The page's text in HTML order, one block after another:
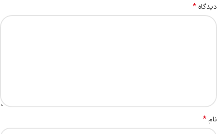
دیدگاه *
نام*